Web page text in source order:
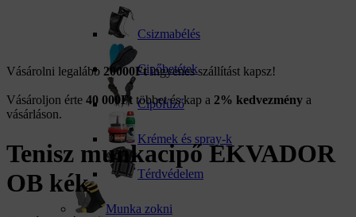
Csizmabélés
Cipőbetétek
Cipőfűző
Krémek és spray-k
Térdvédelem
Munka zokni
Vásárolni legalább 20000Ftingyenes szállítást kapsz!
Vásároljon érte 40 000Ft többet és kap a 2% kedvezmény a
vásárláson.
Tenisz munkacipő EKVADOR
OB kék